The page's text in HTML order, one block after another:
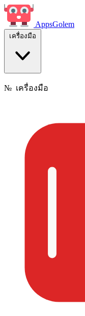
AppsGolem
เครื่องมือ
№ เครื่องมือ